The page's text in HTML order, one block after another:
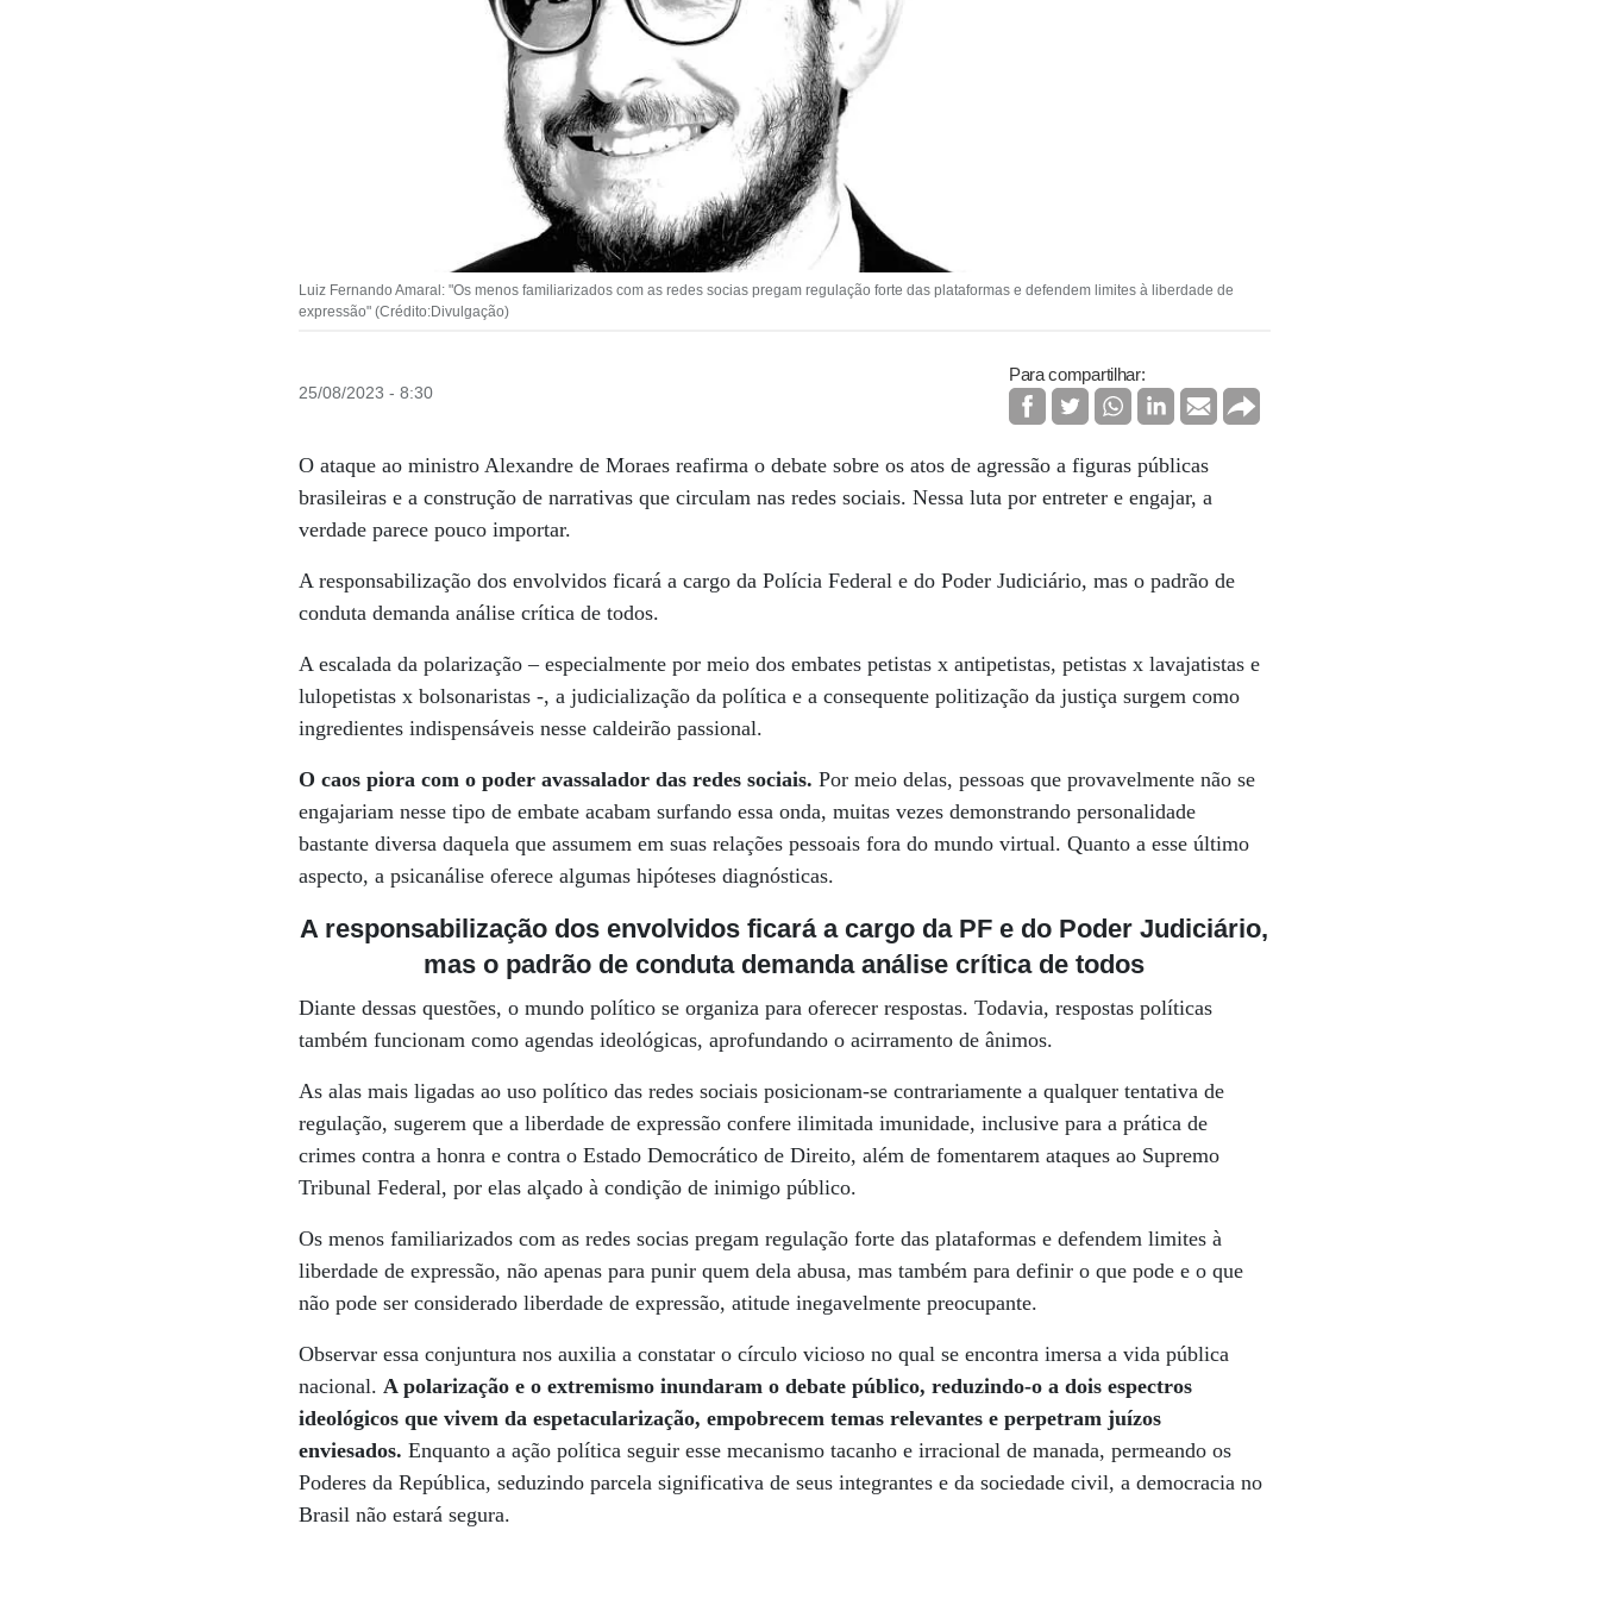
Luiz Fernando Amaral: "Os menos familiarizados com as redes socias pregam regulação forte das plataformas e defendem limites à liberdade de
expressão" (Crédito:Divulgação)
25/08/2023 - 8:30
Para compartilhar:
O ataque ao ministro Alexandre de Moraes reafirma o debate sobre os atos de agressão a figuras públicas
brasileiras e a construção de narrativas que circulam nas redes sociais. Nessa luta por entreter e engajar, a
verdade parece pouco importar.
A responsabilização dos envolvidos ficará a cargo da Polícia Federal e do Poder Judiciário, mas o padrão de
conduta demanda análise crítica de todos.
A escalada da polarização – especialmente por meio dos embates petistas x antipetistas, petistas x lavajatistas e
lulopetistas x bolsonaristas -, a judicialização da política e a consequente politização da justiça surgem como
ingredientes indispensáveis nesse caldeirão passional.
O caos piora com o poder avassalador das redes sociais. Por meio delas, pessoas que provavelmente não se
engajariam nesse tipo de embate acabam surfando essa onda, muitas vezes demonstrando personalidade
bastante diversa daquela que assumem em suas relações pessoais fora do mundo virtual. Quanto a esse último
aspecto, a psicanálise oferece algumas hipóteses diagnósticas.
A responsabilização dos envolvidos ficaráa cargo da PF e do Poder Judiciário,
mas o padrão de conduta demanda análise crítica de todos
Diante dessas questões, o mundo político se organiza para oferecer respostas. Todavia, respostas políticas
também funcionam como agendas ideológicas, aprofundando o acirramento de ânimos.
As alas mais ligadas ao uso político das redes sociais posicionam-se contrariamente a qualquer tentativa de
regulação, sugerem que a liberdade de expressão confere ilimitada imunidade, inclusive para a prática de
crimes contra a honra e contra o Estado Democrático de Direito, além de fomentarem ataques ao Supremo
Tribunal Federal, por elas alçado à condição de inimigo público.
Os menos familiarizados com as redes socias pregam regulação forte das plataformas e defendem limites à
liberdade de expressão, não apenas para punir quem dela abusa, mas também para definir o que pode e o que
não pode ser considerado liberdade de expressão, atitude inegavelmente preocupante.
Observar essa conjuntura nos auxilia a constatar o círculo vicioso no qual se encontra imersa a vida pública
nacional.A polarização e o extremismo inundaram o debate público, reduzindo-o a dois espectros
ideológicos que vivem da espetacularização, empobrecem temas relevantes e perpetram juízos
enviesados. Enquanto a ação política seguir esse mecanismo tacanho e irracional de manada, permeando os
Poderes da República, seduzindo parcela significativa de seus integrantes e da sociedade civil, a democracia no
Brasil não estará segura.